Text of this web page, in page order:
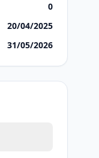
0
20/04/2025
31/05/2026